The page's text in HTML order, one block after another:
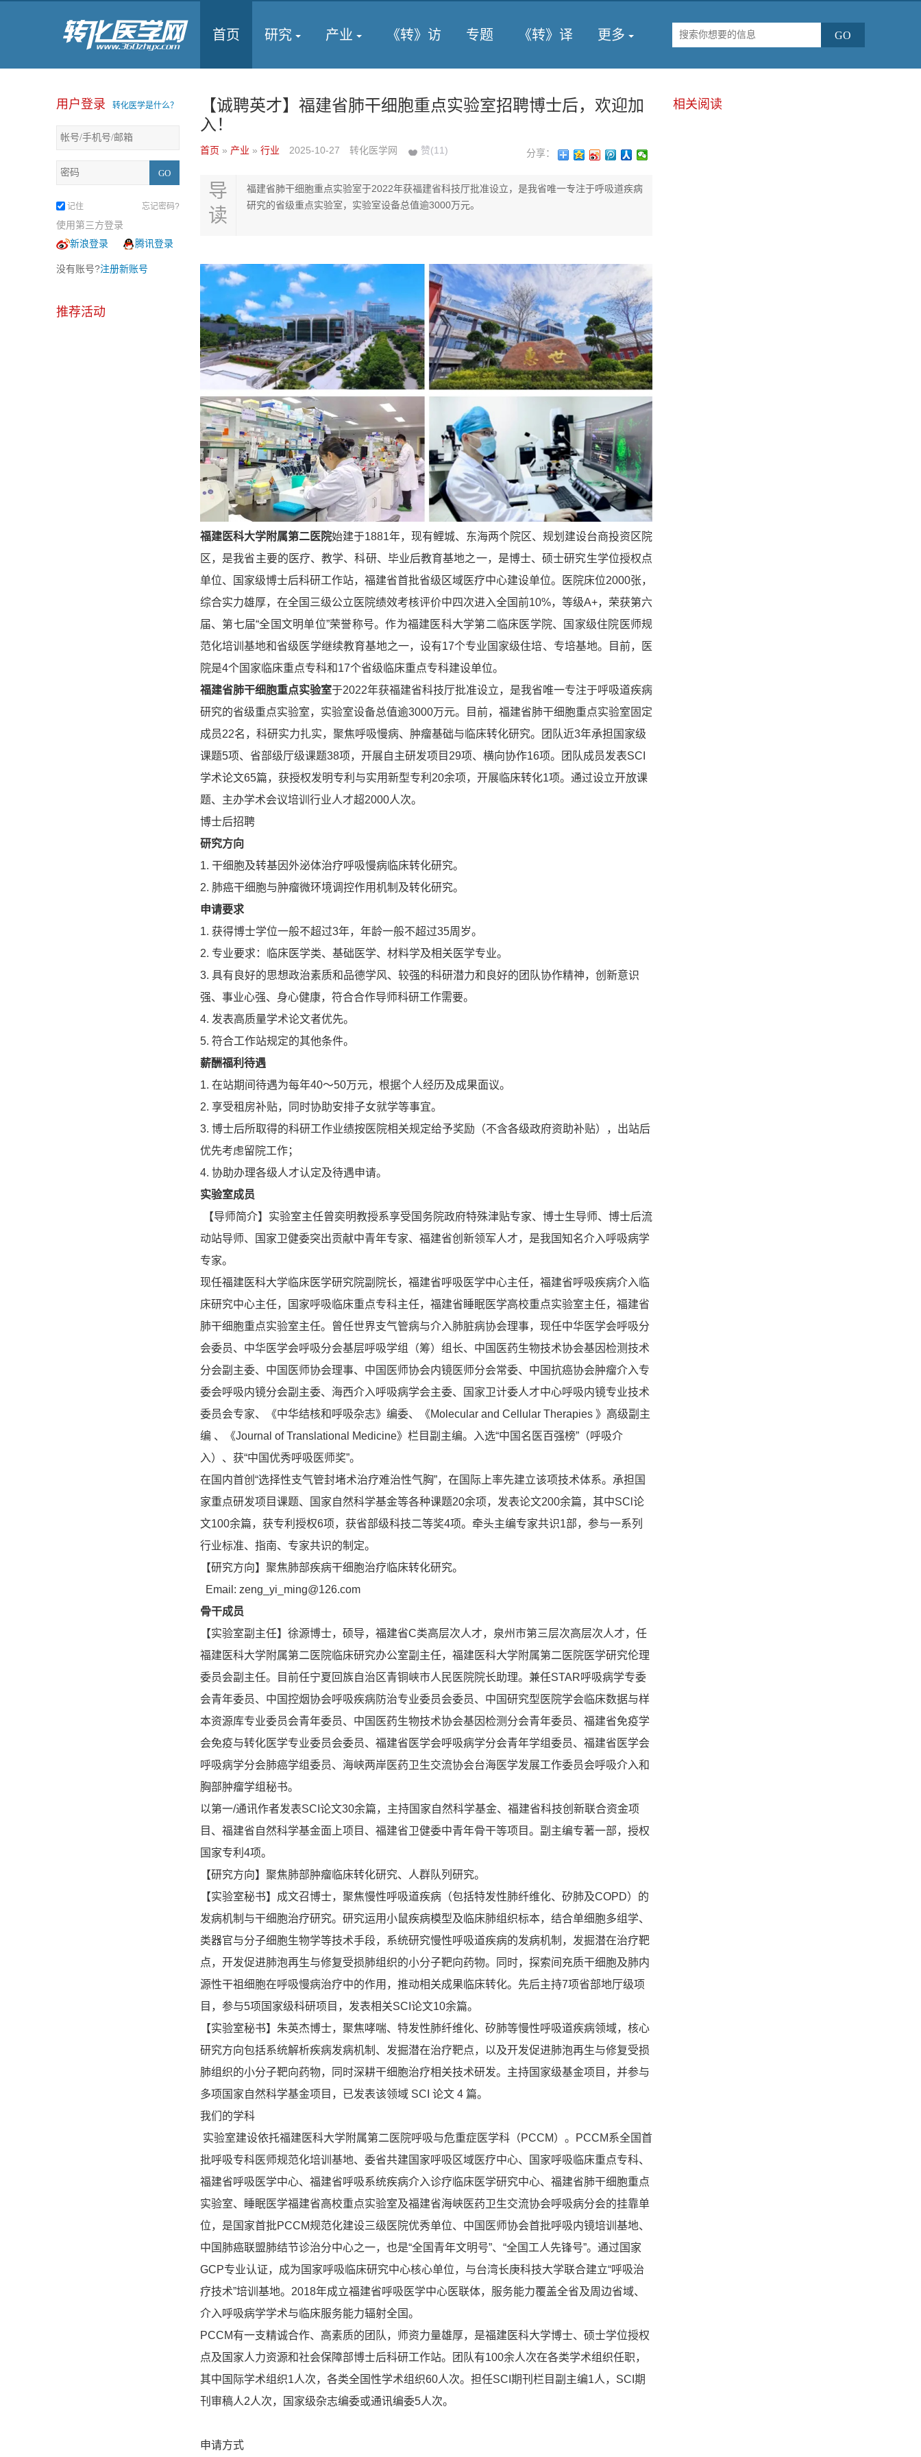
首页 研究 产业 《转》访 专题 《转》译 更多
用户登录 转化医学是什么？
记住 忘记密码?
使用第三方登录
新浪登录
腾讯登录
没有账号?注册新账号
推荐活动
【诚聘英才】福建省肺干细胞重点实验室招聘博士后，欢迎加
入！
首页 » 产业 » 行业 2025-10-27 转化医学网 赞(11) 分享：
导
读
福建省肺干细胞重点实验室于2022年获福建省科技厅批准设立，是我省唯一专注于呼吸道疾病
研究的省级重点实验室，实验室设备总值逾3000万元。
福建医科大学附属第二医院始建于1881年，现有鲤城、东海两个院区、规划建设台商投资区院
区，是我省主要的医疗、教学、科研、毕业后教育基地之一，是博士、硕士研究生学位授权点
单位、国家级博士后科研工作站，福建省首批省级区域医疗中心建设单位。医院床位2000张，
综合实力雄厚，在全国三级公立医院绩效考核评价中四次进入全国前10%，等级A+，荣获第六
届、第七届“全国文明单位”荣誉称号。作为福建医科大学第二临床医学院、国家级住院医师规
范化培训基地和省级医学继续教育基地之一，设有17个专业国家级住培、专培基地。目前，医
院是4个国家临床重点专科和17个省级临床重点专科建设单位。
福建省肺干细胞重点实验室于2022年获福建省科技厅批准设立，是我省唯一专注于呼吸道疾病
研究的省级重点实验室，实验室设备总值逾3000万元。目前，福建省肺干细胞重点实验室固定
成员22名，科研实力扎实，聚焦呼吸慢病、肿瘤基础与临床转化研究。团队近3年承担国家级
课题5项、省部级厅级课题38项，开展自主研发项目29项、横向协作16项。团队成员发表SCI
学术论文65篇，获授权发明专利与实用新型专利20余项，开展临床转化1项。通过设立开放课
题、主办学术会议培训行业人才超2000人次。
博士后招聘
研究方向
1. 干细胞及转基因外泌体治疗呼吸慢病临床转化研究。
2. 肺癌干细胞与肿瘤微环境调控作用机制及转化研究。
申请要求
1. 获得博士学位一般不超过3年，年龄一般不超过35周岁。
2. 专业要求：临床医学类、基础医学、材料学及相关医学专业。
3. 具有良好的思想政治素质和品德学风、较强的科研潜力和良好的团队协作精神，创新意识
强、事业心强、身心健康，符合合作导师科研工作需要。
4. 发表高质量学术论文者优先。
5. 符合工作站规定的其他条件。
薪酬福利待遇
1. 在站期间待遇为每年40～50万元，根据个人经历及成果面议。
2. 享受租房补贴，同时协助安排子女就学等事宜。
3. 博士后所取得的科研工作业绩按医院相关规定给予奖励（不含各级政府资助补贴），出站后
优先考虑留院工作；
4. 协助办理各级人才认定及待遇申请。
实验室成员
【导师简介】实验室主任曾奕明教授系享受国务院政府特殊津贴专家、博士生导师、博士后流
动站导师、国家卫健委突出贡献中青年专家、福建省创新领军人才，是我国知名介入呼吸病学
专家。
现任福建医科大学临床医学研究院副院长，福建省呼吸医学中心主任，福建省呼吸疾病介入临
床研究中心主任，国家呼吸临床重点专科主任，福建省睡眠医学高校重点实验室主任，福建省
肺干细胞重点实验室主任。曾任世界支气管病与介入肺脏病协会理事，现任中华医学会呼吸分
会委员、中华医学会呼吸分会基层呼吸学组（筹）组长、中国医药生物技术协会基因检测技术
分会副主委、中国医师协会理事、中国医师协会内镜医师分会常委、中国抗癌协会肿瘤介入专
委会呼吸内镜分会副主委、海西介入呼吸病学会主委、国家卫计委人才中心呼吸内镜专业技术
委员会专家、《中华结核和呼吸杂志》编委、《Molecular and Cellular Therapies 》高级副主
编 、《Journal of Translational Medicine》栏目副主编。入选“中国名医百强榜”（呼吸介
入）、获“中国优秀呼吸医师奖”。
在国内首创“选择性支气管封堵术治疗难治性气胸”，在国际上率先建立该项技术体系。承担国
家重点研发项目课题、国家自然科学基金等各种课题20余项，发表论文200余篇，其中SCl论
文100余篇，获专利授权6项，获省部级科技二等奖4项。牵头主编专家共识1部，参与一系列
行业标准、指南、专家共识的制定。
【研究方向】聚焦肺部疾病干细胞治疗临床转化研究。
Email: zeng_yi_ming@126.com
骨干成员
【实验室副主任】徐源博士，硕导，福建省C类高层次人才，泉州市第三层次高层次人才，任
福建医科大学附属第二医院临床研究办公室副主任，福建医科大学附属第二医院医学研究伦理
委员会副主任。目前任宁夏回族自治区青铜峡市人民医院院长助理。兼任STAR呼吸病学专委
会青年委员、中国控烟协会呼吸疾病防治专业委员会委员、中国研究型医院学会临床数据与样
本资源库专业委员会青年委员、中国医药生物技术协会基因检测分会青年委员、福建省免疫学
会免疫与转化医学专业委员会委员、福建省医学会呼吸病学分会青年学组委员、福建省医学会
呼吸病学分会肺癌学组委员、海峡两岸医药卫生交流协会台海医学发展工作委员会呼吸介入和
胸部肿瘤学组秘书。
以第一/通讯作者发表SCI论文30余篇，主持国家自然科学基金、福建省科技创新联合资金项
目、福建省自然科学基金面上项目、福建省卫健委中青年骨干等项目。副主编专著一部，授权
国家专利4项。
【研究方向】聚焦肺部肿瘤临床转化研究、人群队列研究。
【实验室秘书】成文召博士，聚焦慢性呼吸道疾病（包括特发性肺纤维化、矽肺及COPD）的
发病机制与干细胞治疗研究。研究运用小鼠疾病模型及临床肺组织标本，结合单细胞多组学、
类器官与分子细胞生物学等技术手段，系统研究慢性呼吸道疾病的发病机制，发掘潜在治疗靶
点，开发促进肺泡再生与修复受损肺组织的小分子靶向药物。同时，探索间充质干细胞及肺内
源性干祖细胞在呼吸慢病治疗中的作用，推动相关成果临床转化。先后主持7项省部地厅级项
目，参与5项国家级科研项目，发表相关SCI论文10余篇。
【实验室秘书】朱英杰博士，聚焦哮喘、特发性肺纤维化、矽肺等慢性呼吸道疾病领域，核心
研究方向包括系统解析疾病发病机制、发掘潜在治疗靶点，以及开发促进肺泡再生与修复受损
肺组织的小分子靶向药物，同时深耕干细胞治疗相关技术研发。主持国家级基金项目，并参与
多项国家自然科学基金项目，已发表该领域 SCI 论文 4 篇。
我们的学科
实验室建设依托福建医科大学附属第二医院呼吸与危重症医学科（PCCM）。PCCM系全国首
批呼吸专科医师规范化培训基地、委省共建国家呼吸区域医疗中心、国家呼吸临床重点专科、
福建省呼吸医学中心、福建省呼吸系统疾病介入诊疗临床医学研究中心、福建省肺干细胞重点
实验室、睡眠医学福建省高校重点实验室及福建省海峡医药卫生交流协会呼吸病分会的挂靠单
位，是国家首批PCCM规范化建设三级医院优秀单位、中国医师协会首批呼吸内镜培训基地、
中国肺癌联盟肺结节诊治分中心之一，也是“全国青年文明号”、“全国工人先锋号”。通过国家
GCP专业认证，成为国家呼吸临床研究中心核心单位，与台湾长庚科技大学联合建立“呼吸治
疗技术”培训基地。2018年成立福建省呼吸医学中心医联体，服务能力覆盖全省及周边省域、
介入呼吸病学学术与临床服务能力辐射全国。
PCCM有一支精诚合作、高素质的团队，师资力量雄厚，是福建医科大学博士、硕士学位授权
点及国家人力资源和社会保障部博士后科研工作站。团队有100余人次在各类学术组织任职，
其中国际学术组织1人次，各类全国性学术组织60人次。担任SCI期刊栏目副主编1人，SCI期
刊审稿人2人次，国家级杂志编委或通讯编委5人次。
申请方式
相关阅读